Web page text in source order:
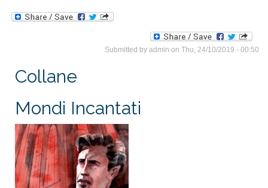
Submitted by admin on Thu, 24/10/2019 - 00:50
Collane
Mondi Incantati